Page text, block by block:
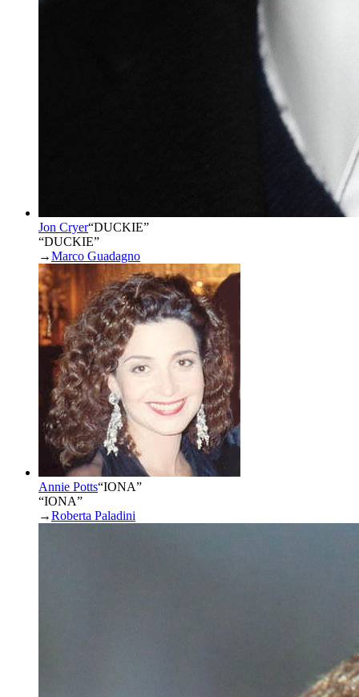
Jon Cryer“DUCKIE”
“DUCKIE”
→Marco Guadagno
Annie Potts“IONA”
“IONA”
→Roberta Paladini